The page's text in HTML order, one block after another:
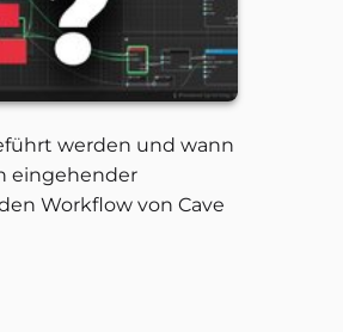
werden und wann
eingehender
Workflow von Cave